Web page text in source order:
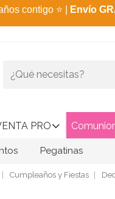
contigo ⭐ Envío
PRO
Pegatinas
Cumpleaños y Fiestas